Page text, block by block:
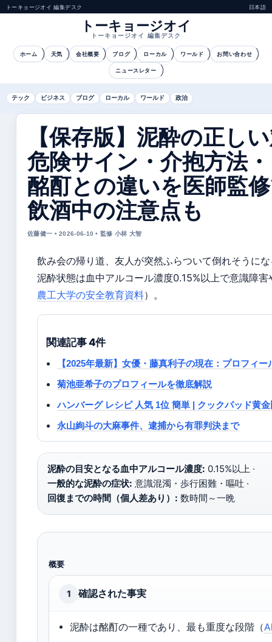
トーキョージオイ 編集デスク 日本語
トーキョージオイ
トーキョージオイ 編集デスク
ホーム 天気 会社概要 ブログ ローカル ワールド お問い合わせ
ニュースレター
テック ビジネス ブログ ローカル ワールド 政治
【保存版】泥酔の正し
危険サイン・介抱方法・
酩酊との違いを医師監
飲酒中の注意点も
佐藤健一 • 2026-06-10 • 監修 小林 大智
飲み会の帰り道、友人が突然ふらついて倒れそうに
泥酔状態は血中アルコール濃度0.15%以上で意識障
農工大学の安全教育資料）。
関連記事 4件
【2025年最新】女優・藤真利子の現在：プロフィ
菊池亜希子のプロフィールを徹底解説
ハンバーグ レシピ 人気 1位 簡単 | クックパッド黄
永山絢斗の大麻事件、逮捕から有罪判決まで
泥酔の目安となる血中アルコール濃度: 0.15%以上 ·
一般的な泥酔の症状: 意識混濁・歩行困難・嘔吐 ·
回復までの時間（個人差あり）: 数時間～一晩
概要
1 確認された事実
泥酔は酩酊の一種であり、最も重度な段階（